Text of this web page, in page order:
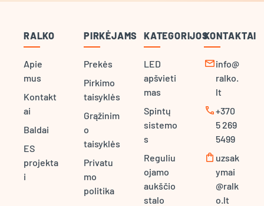
RALKO
Apie
mus
Kontakt
ai
Baldai
ES
projekta
i
PIRKĖJAMS
Prekės
Pirkimo
taisyklės
Grąžinim
o
taisyklės
Privatu
mo
politika
KATEGORIJOS
LED
apšvieti
mas
Spintų
sistemo
s
Reguliu
ojamo
aukščio
stalo
KONTAKTAI
mailinfo@
ralko.
lt
call+370
5 269
5499
shopping_bag uzsak
ymai
@ralk
o.lt